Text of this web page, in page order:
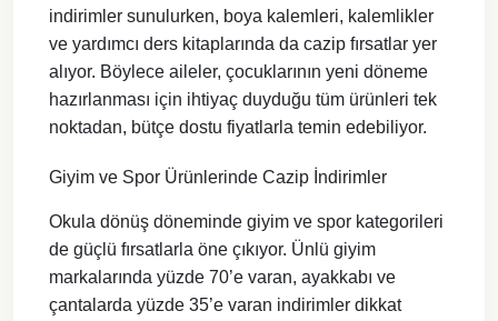
indirimler sunulurken, boya kalemleri, kalemlikler
ve yardımcı ders kitaplarında da cazip fırsatlar yer
alıyor. Böylece aileler, çocuklarının yeni döneme
hazırlanması için ihtiyaç duyduğu tüm ürünleri tek
noktadan, bütçe dostu fiyatlarla temin edebiliyor.
Giyim ve Spor Ürünlerinde Cazip İndirimler
Okula dönüş döneminde giyim ve spor kategorileri
de güçlü fırsatlarla öne çıkıyor. Ünlü giyim
markalarında yüzde 70’e varan, ayakkabı ve
çantalarda yüzde 35’e varan indirimler dikkat